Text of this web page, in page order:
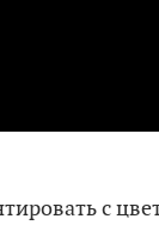
с